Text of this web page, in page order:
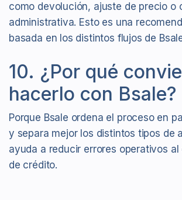
como devolución, ajuste de precio o
administrativa. Esto es una
basada en los distintos flujos de
10. ¿Por qué
hacerlo con Bsale?
Porque Bsale ordena el proceso en
y separa mejor los distintos tipos de
ayuda a reducir errores operativos
de crédito.